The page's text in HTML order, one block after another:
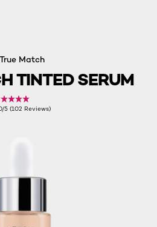
True Match
TINTED SERUM
5 (102 Reviews)